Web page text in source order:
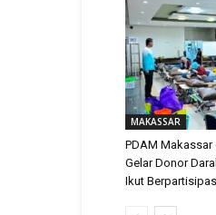
MAKASSAR
PDAM Makassar
Gelar Donor
Ikut